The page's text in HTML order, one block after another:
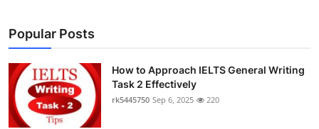
Popular Posts
How to Approach IELTS General Writing
Task 2 Effectively
rk5445750 Sep 6, 2025 220